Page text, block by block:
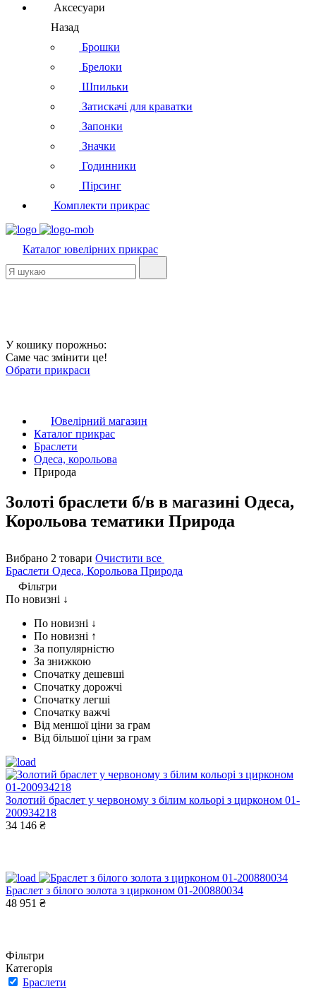
Аксесуари
Назад
Брошки
Брелоки
Шпильки
Затискачі для краватки
Запонки
Значки
Годинники
Пірсинг
Комплекти прикрас
Каталог ювелірних прикрас
У кошику порожньо:
Саме час змінити це!
Обрати прикраси
Ювелірний магазин
Каталог прикрас
Браслети
Одеса, корольова
Природа
Золоті браслети б/в в магазині Одеса,
Корольова тематики Природа
Вибрано 2 товари Очистити все
Браслети Одеса, Корольова Природа
Фільтри
По новизні ↓
По новизні ↓
По новизні ↑
За популярністю
За знижкою
Спочатку дешевші
Спочатку дорожчі
Спочатку легші
Спочатку важчі
Від меншої ціни за грам
Від більшої ціни за грам
Золотий браслет у червоному з білим кольорі з цирконом 01-
200934218
34 146 ₴
Браслет з білого золота з цирконом 01-200880034
48 951 ₴
Фільтри
Категорія
Браслети